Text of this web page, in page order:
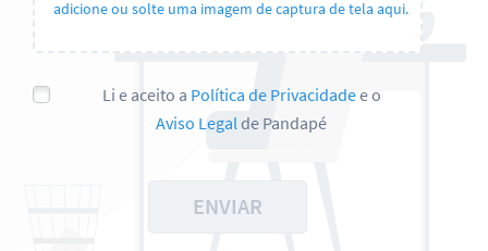
adicione ou solte uma imagem de captura de tela aqui.
Li e aceito a Política de Privacidadee o
Aviso Legalde Pandapé
ENVIAR